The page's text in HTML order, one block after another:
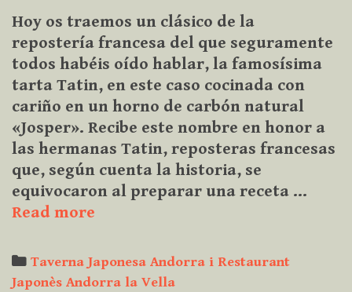
Hoy os traemos un clásico de la
repostería francesa del que seguramente
todos habéis oído hablar, la famosísima
tarta Tatin, en este caso cocinada con
cariño en un horno de carbón natural
«Josper». Recibe este nombre en honor a
las hermanas Tatin, reposteras francesas
que, según cuenta la historia, se
equivocaron al preparar una receta …
Read more
traemos
un
Categories
Taverna Japonesa Andorra i Restaurant
Japonès Andorra la Vella